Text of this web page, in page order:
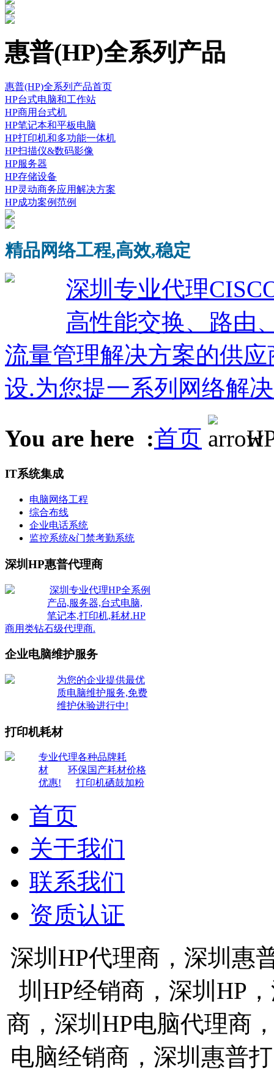
惠普(HP)全系列产品
惠普(HP)全系列产品首页
HP台式电脑和工作站
HP商用台式机
HP笔记本和平板电脑
HP打印机和多功能一体机
HP扫描仪&数码影像
HP服务器
HP存储设备
HP灵动商务应用解决方案
HP成功案例范例
精品网络工程,高效,稳定
深圳专业代理
高性能交换、路由
流量管理解决方案的供
设.为您提一系列网络解
You are here :首页
IT系统集成
电脑网络工程
综合布线
企业电话系统
监控系统&门禁考勤系统
深圳HP惠普代理商
深圳专业代理HP全系例
产品,服务器,台式电脑,
笔记本,打印机,耗材.HP
商用类钻石级代理商.
企业电脑维护服务
为您的企业提供最优
质电脑维护服务,免费
维护休验进行中!
打印机耗材
专业代理各种品牌耗
材
环保国产耗材价格
优惠!
打印机硒鼓加粉
首页
关于我们
联系我们
资质认证
深圳HP代理商，深圳惠
圳HP经销商，深圳HP
商，深圳HP电脑代理商
电脑经销商，深圳惠普